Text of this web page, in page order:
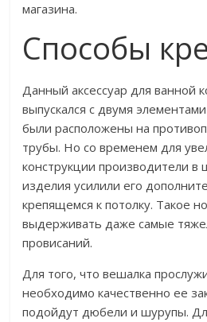
магазина.
Способы
Данный аксессуар для ванной
выпускался с двумя
были расположены на
трубы. Но со временем для
конструкции производители в
изделия усилили его
крепящемся к потолку. Такое
выдерживать даже самые
провисаний.
Для того, что вешалка
необходимо качественно ее
подойдут дюбели и шурупы.